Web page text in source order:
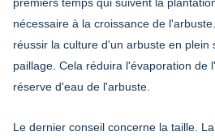
nécessaire à la croissance de
réussir la culture d'un arbuste en plein
paillage. Cela réduira l'évaporation de
réserve d'eau de l'arbuste.
Le dernier conseil concerne la taille.